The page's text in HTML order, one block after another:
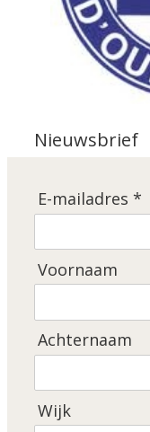
Nieuwsbrief
E-mailadres *
Voornaam
Achternaam
Wijk